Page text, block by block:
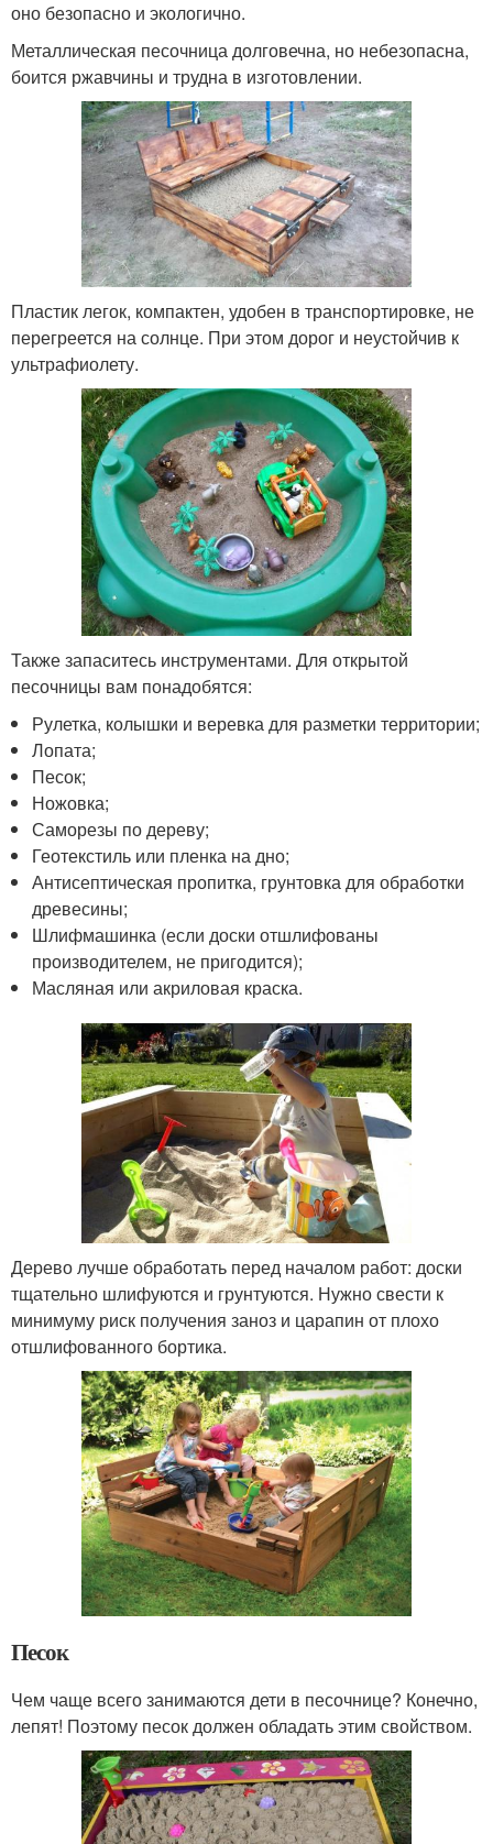
оно безопасно и экологично.
Металлическая песочница долговечна, но небезопасна,
боится ржавчины и трудна в изготовлении.
Пластик легок, компактен, удобен в транспортировке, не
перегреется на солнце. При этом дорог и неустойчив к
ультрафиолету.
Также запаситесь инструментами. Для открытой
песочницы вам понадобятся:
Рулетка, колышки и веревка для разметки территории;
Лопата;
Песок;
Ножовка;
Саморезы по дереву;
Геотекстиль или пленка на дно;
Антисептическая пропитка, грунтовка для обработки
древесины;
Шлифмашинка (если доски отшлифованы
производителем, не пригодится);
Масляная или акриловая краска.
Дерево лучше обработать перед началом работ: доски
тщательно шлифуются и грунтуются. Нужно свести к
минимуму риск получения заноз и царапин от плохо
отшлифованного бортика.
Песок
Чем чаще всего занимаются дети в песочнице? Конечно,
лепят! Поэтому песок должен обладать этим свойством.